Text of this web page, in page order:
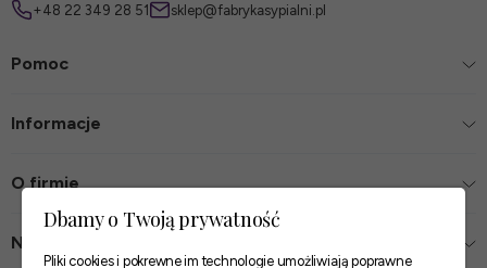
+48 22 349 28 51 sklep@fabrykasypialni.pl
Pomoc
Informacje
O firmie
Nasze sklepy
Dbamy o Twoją prywatność
Pliki cookies i pokrewne im technologie umożliwiają poprawne